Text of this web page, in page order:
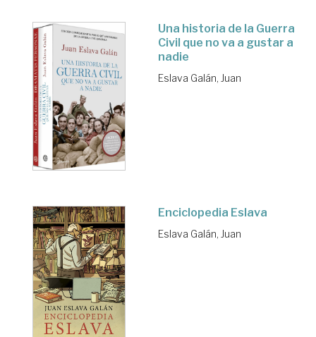
Una historia de la Guerra
Civil que no va a gustar a
nadie
Eslava Galán, Juan
Enciclopedia Eslava
Eslava Galán, Juan